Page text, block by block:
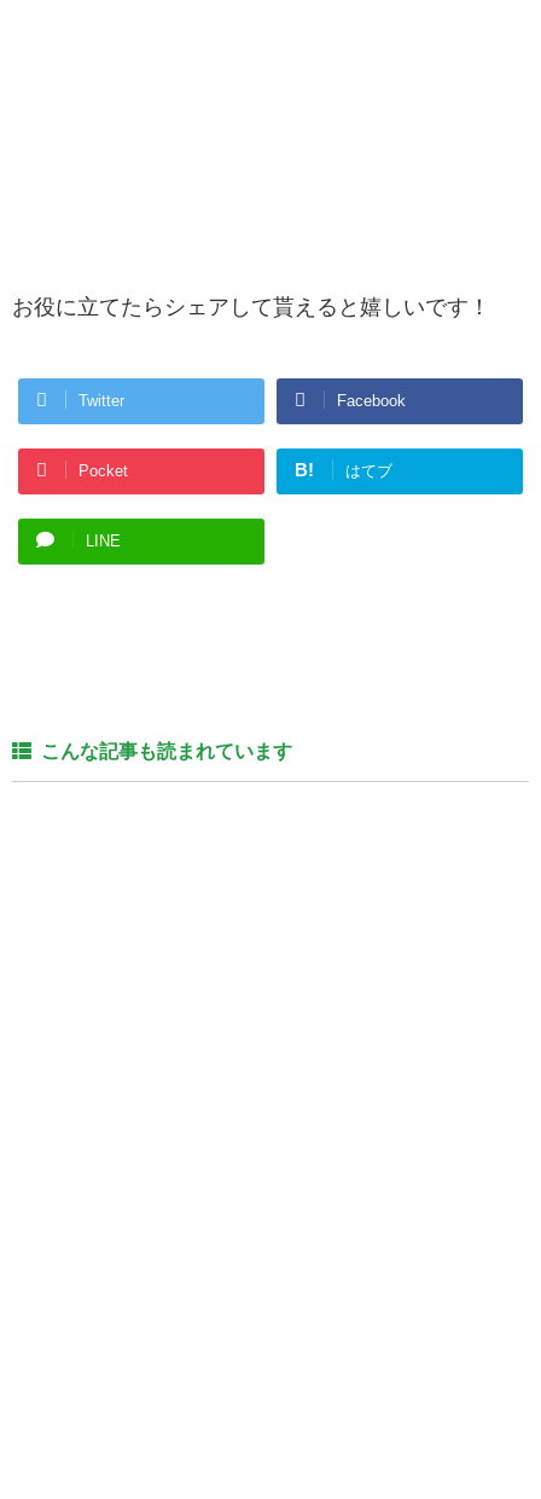
お役に立てたらシェアして貰えると嬉しいです！
Twitter Facebook
Pocket B! はてブ
LINE
こんな記事も読まれています